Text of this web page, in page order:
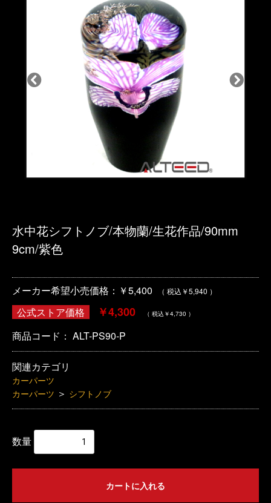
水中花シフトノブ/本物蘭/生花作品/90mm
9cm/紫色
メーカー希望小売価格：￥5,400 （ 税込￥5,940 ）
公式ストア価格 ￥4,300 （ 税込￥4,730 ）
商品コード： ALT-PS90-P
関連カテゴリ
カーパーツ
カーパーツ ＞ シフトノブ
数量
カートに入れる